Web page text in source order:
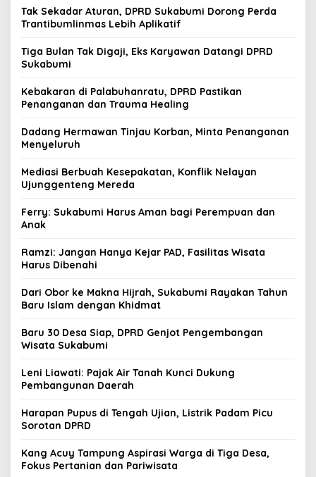
Tak Sekadar Aturan, DPRD Sukabumi Dorong Perda
Trantibumlinmas Lebih Aplikatif
Tiga Bulan Tak Digaji, Eks Karyawan Datangi DPRD
Sukabumi
Kebakaran di Palabuhanratu, DPRD Pastikan
Penanganan dan Trauma Healing
Dadang Hermawan Tinjau Korban, Minta Penanganan
Menyeluruh
Mediasi Berbuah Kesepakatan, Konflik Nelayan
Ujunggenteng Mereda
Ferry: Sukabumi Harus Aman bagi Perempuan dan
Anak
Ramzi: Jangan Hanya Kejar PAD, Fasilitas Wisata
Harus Dibenahi
Dari Obor ke Makna Hijrah, Sukabumi Rayakan Tahun
Baru Islam dengan Khidmat
Baru 30 Desa Siap, DPRD Genjot Pengembangan
Wisata Sukabumi
Leni Liawati: Pajak Air Tanah Kunci Dukung
Pembangunan Daerah
Harapan Pupus di Tengah Ujian, Listrik Padam Picu
Sorotan DPRD
Kang Acuy Tampung Aspirasi Warga di Tiga Desa,
Fokus Pertanian dan Pariwisata